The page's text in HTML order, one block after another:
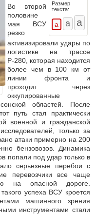
Размер
текста:
Во второй
половине
мая ВСУ
резко
активизировали удары по
логистике на трассе
Р-280, которая находится
более чем в 100 км от
линии фронта и
проходит через
оккупированные
областей. После
путь стал практически
военной и гражданской
только за
атаки примерно на 200
бензовозов. Динамика
попали под удар только в
серьезные перебои с
перевозчики все чаще
на опасной дороге.
успеха ВСУ кроется
машинного зрения
инструментами стали